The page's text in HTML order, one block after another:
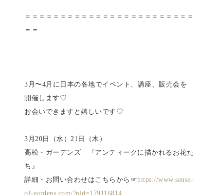
＝＝＝＝＝＝＝＝＝＝＝＝＝＝＝＝＝＝＝＝＝＝＝＝
＝＝
3月〜4月に日本の各地でイベント、講座、販売会を
開催します♡
お会いできますと嬉しいです♡
3月20日（水）21日（木）
高松・ガーデンズ 『アンティークに描かれるお花た
ち』
詳細・お問い合わせはこちらから☞https://www.sense-
of-gardens.com/?pid=179116814